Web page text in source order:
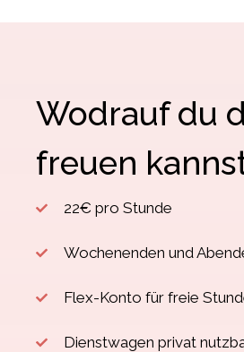
Wodrauf du
freuen
22€ pro Stunde
Wochenenden und
Flex-Konto für freie
Dienstwagen privat